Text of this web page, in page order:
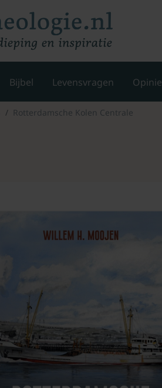
Bijbel Levensvragen Opinie
Rotterdamsche Kolen Centrale